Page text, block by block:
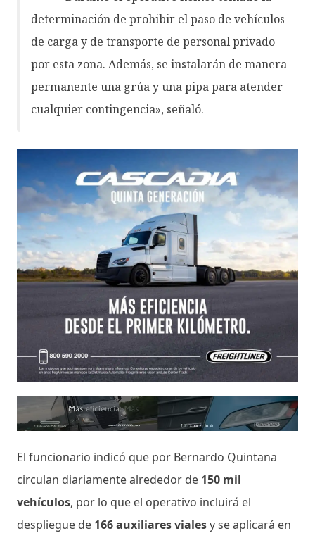
determinación de prohibir el paso de vehículos
de carga y de transporte de personal privado
por esta zona. Además, se instalarán de manera
permanente una grúa y una pipa para atender
cualquier contingencia», señaló.
El funcionario indicó que por Bernardo Quintana
circulan diariamente alrededor de 150 mil
vehículos, por lo que el operativo incluirá el
despliegue de 166 auxiliares vialesy se aplicará en